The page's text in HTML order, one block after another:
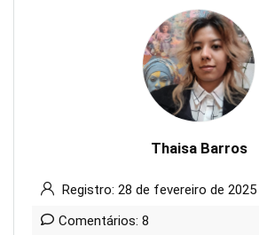
Thaisa Barros
Registro: 28 de fevereiro de 2025
Comentários: 8